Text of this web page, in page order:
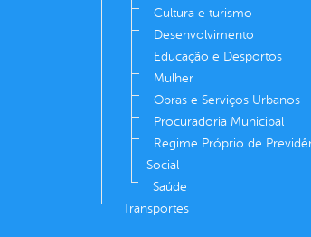
Cultura e turismo
Desenvolvimento
Educação e Desportos
Mulher
Obras e Serviços Urbanos
Procuradoria Municipal
Regime Próprio de
Social
Saúde
Transportes